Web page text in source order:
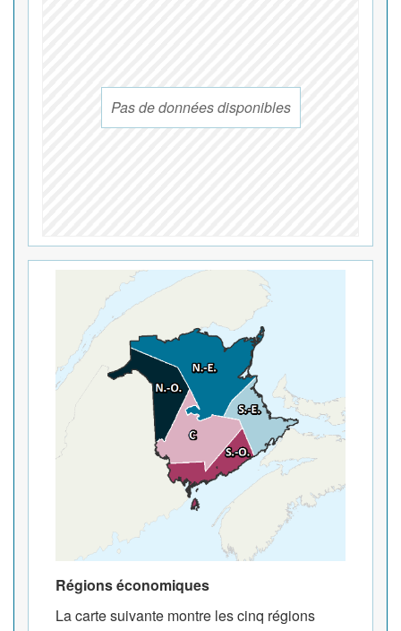
Pas de données disponibles
Régions économiques
La carte suivante montre les cinq régions